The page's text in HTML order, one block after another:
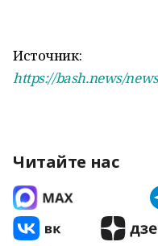
Источник:
https://bash.news/
Читайте нас